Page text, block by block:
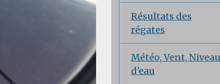
Résultats des
régates
Météo, Vent, Niveau
d'eau